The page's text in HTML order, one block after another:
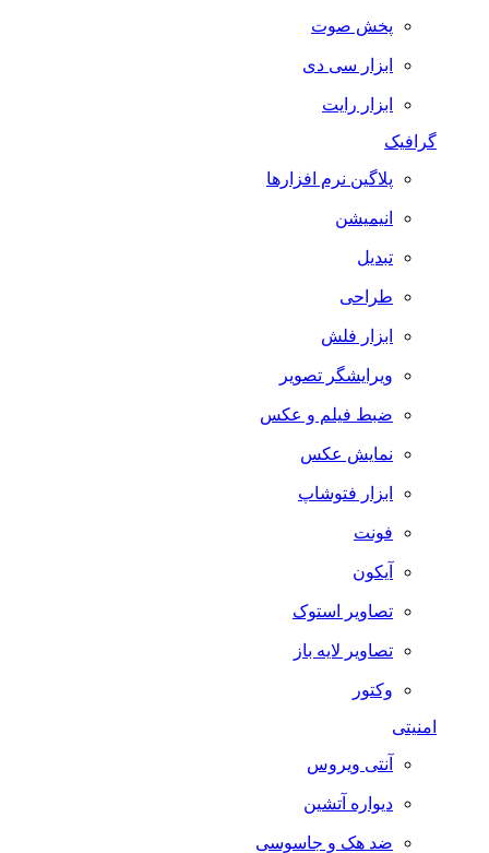
پخش صوت
ابزار سی دی
ابزار رایت
گرافیک
پلاگین نرم افزارها
انیمیشن
تبدیل
طراحی
ابزار فلش
ویرایشگر تصویر
ضبط فيلم و عكس
نمایش عکس
ابزار فتوشاپ
فونت
آیکون
تصاویر استوک
تصاویر لایه باز
وکتور
امنیتی
آنتی ویروس
دیواره آتشین
ضد هک و جاسوسی